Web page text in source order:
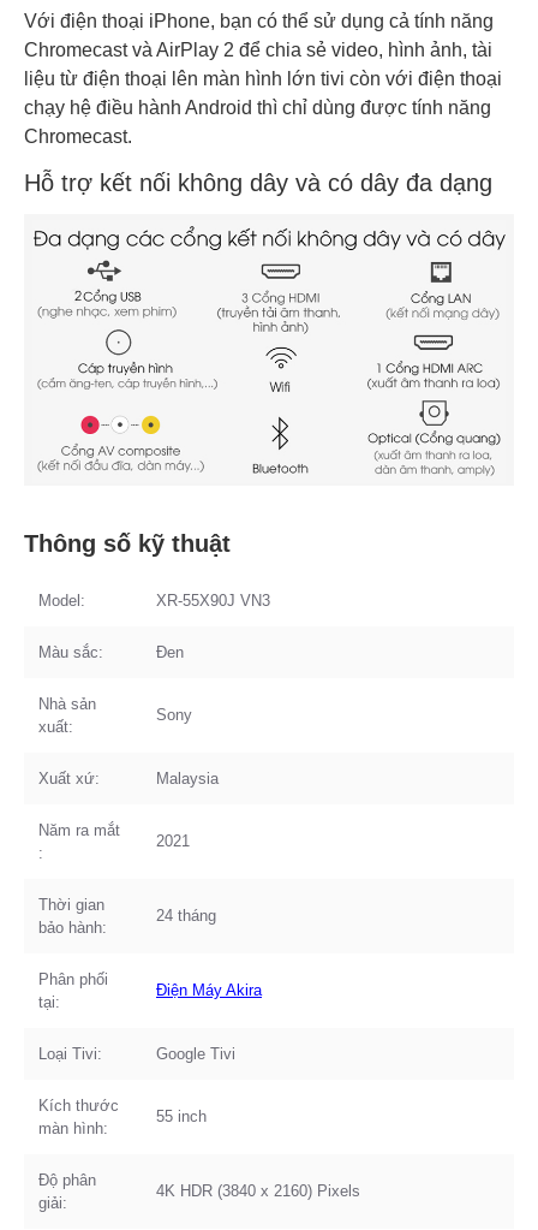
Với điện thoại iPhone, bạn có thể sử dụng cả tính năng
Chromecast và AirPlay 2 để chia sẻ video, hình ảnh, tài
liệu từ điện thoại lên màn hình lớn tivi còn với điện thoại
chạy hệ điều hành Android thì chỉ dùng được tính năng
Chromecast.
Hỗ trợ kết nối không dây và có dây đa dạng
Thông số kỹ thuật
Model: XR-55X90J VN3
Màu sắc: Đen
Nhà sản
xuất:
Sony
Xuất xứ: Malaysia
Năm ra mắt
:
2021
Thời gian
bảo hành:
24 tháng
Phân phối
tại:
Điện Máy Akira
Loại Tivi: Google Tivi
Kích thước
màn hình:
55 inch
Độ phân
giải:
4K HDR (3840 x 2160) Pixels